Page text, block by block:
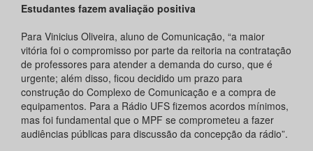
Estudantes fazem avaliação positiva
Para Vinicius Oliveira, aluno de Comunicação, “a maior
vitória foi o compromisso por parte da reitoria na contratação
de professores para atender a demanda do curso, que é
urgente; além disso, ficou decidido um prazo para
construção do Complexo de Comunicação e a compra de
equipamentos. Para a Rádio UFS fizemos acordos mínimos,
mas foi fundamental que o MPF se comprometeu a fazer
audiências públicas para discussão da concepção da rádio”.